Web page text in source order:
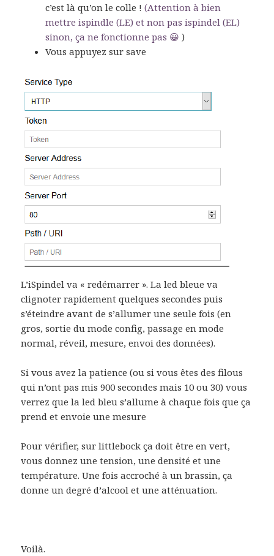
c’est là qu’on le colle !(Attention à bien
mettre ispindle (LE) et non pas ispindel (EL)
sinon, ça ne fonctionne pas 😀 )
Vous appuyez sur save
L’iSpindel va « redémarrer ». La led bleue va
clignoter rapidement quelques secondes puis
s’éteindre avant de s’allumer une seule fois (en
gros, sortie du mode config, passage en mode
normal, réveil, mesure, envoi des données).
Si vous avez la patience (ou si vous êtes des filous
qui n’ont pas mis 900 secondes mais 10 ou 30) vous
verrez que la led bleu s’allume à chaque fois que ça
prend et envoie une mesure
Pour vérifier, sur littlebock ça doit être en vert,
vous donnez une tension, une densité et une
température. Une fois accroché à un brassin, ça
donne un degré d’alcool et une atténuation.
Voilà.